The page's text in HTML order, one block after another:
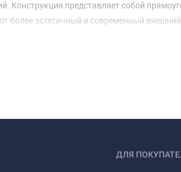
Конструкция представляет собой
эстетичный и современный внешний
ДЛЯ